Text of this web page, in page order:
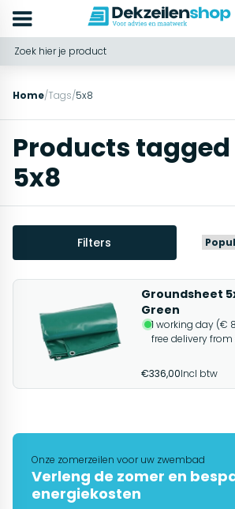
Home/Tags/5x8
Products
5x8
Filters
Groundsheet
Green
1 working day (€
free delivery from
€336,00Incl btw
Onze zomerzeilen voor uw zwembad
Verleng de zomer en
energiekosten